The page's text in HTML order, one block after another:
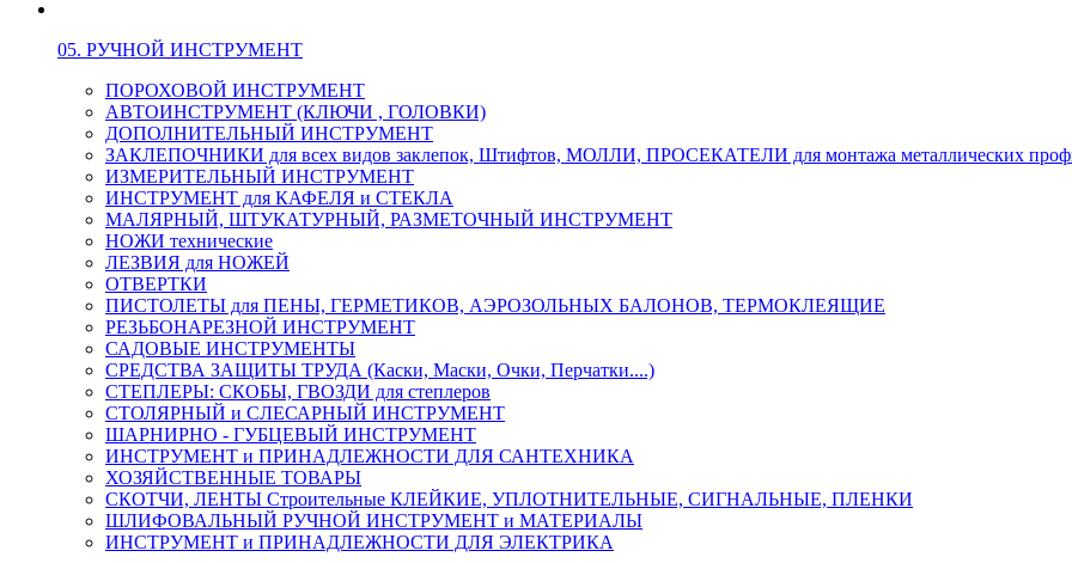
05. РУЧНОЙ ИНСТРУМЕНТ
ПОРОХОВОЙ ИНСТРУМЕНТ
АВТОИНСТРУМЕНТ (КЛЮЧИ , ГОЛОВКИ)
ДОПОЛНИТЕЛЬНЫЙ ИНСТРУМЕНТ
ЗАКЛЕПОЧНИКИ для всех видов заклепок, Штифтов, МОЛЛИ, ПРОСЕКАТЕЛИ для монтажа металлических
ИЗМЕРИТЕЛЬНЫЙ ИНСТРУМЕНТ
ИНСТРУМЕНТ для КАФЕЛЯ и СТЕКЛА
МАЛЯРНЫЙ, ШТУКАТУРНЫЙ, РАЗМЕТОЧНЫЙ ИНСТРУМЕНТ
НОЖИ технические
ЛЕЗВИЯ для НОЖЕЙ
ОТВЕРТКИ
ПИСТОЛЕТЫ для ПЕНЫ, ГЕРМЕТИКОВ, АЭРОЗОЛЬНЫХ БАЛОНОВ, ТЕРМОКЛЕЯЩИЕ
РЕЗЬБОНАРЕЗНОЙ ИНСТРУМЕНТ
САДОВЫЕ ИНСТРУМЕНТЫ
СРЕДСТВА ЗАЩИТЫ ТРУДА (Каски, Маски, Очки, Перчатки....)
СТЕПЛЕРЫ: СКОБЫ, ГВОЗДИ для степлеров
СТОЛЯРНЫЙ и СЛЕСАРНЫЙ ИНСТРУМЕНТ
ШАРНИРНО - ГУБЦЕВЫЙ ИНСТРУМЕНТ
ИНСТРУМЕНТ и ПРИНАДЛЕЖНОСТИ ДЛЯ САНТЕХНИКА
ХОЗЯЙСТВЕННЫЕ ТОВАРЫ
СКОТЧИ, ЛЕНТЫ Строительные КЛЕЙКИЕ, УПЛОТНИТЕЛЬНЫЕ, СИГНАЛЬНЫЕ, ПЛЕНКИ
ШЛИФОВАЛЬНЫЙ РУЧНОЙ ИНСТРУМЕНТ и МАТЕРИАЛЫ
ИНСТРУМЕНТ и ПРИНАДЛЕЖНОСТИ ДЛЯ ЭЛЕКТРИКА